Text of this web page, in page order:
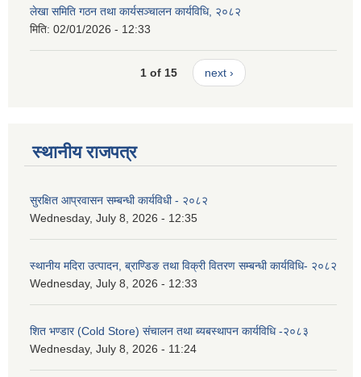
लेखा समिति गठन तथा कार्यसञ्चालन कार्यविधि, २०८२
मिति: 02/01/2026 - 12:33
1 of 15 next ›
स्थानीय राजपत्र
सुरक्षित आप्रवासन सम्बन्धी कार्यविधी - २०८२
Wednesday, July 8, 2026 - 12:35
स्थानीय मदिरा उत्पादन, ब्राण्डिङ तथा विक्री वितरण सम्बन्धी कार्यविधि- २०८२
Wednesday, July 8, 2026 - 12:33
शित भण्डार (Cold Store) संचालन तथा ब्यबस्थापन कार्यविधि -२०८३
Wednesday, July 8, 2026 - 11:24